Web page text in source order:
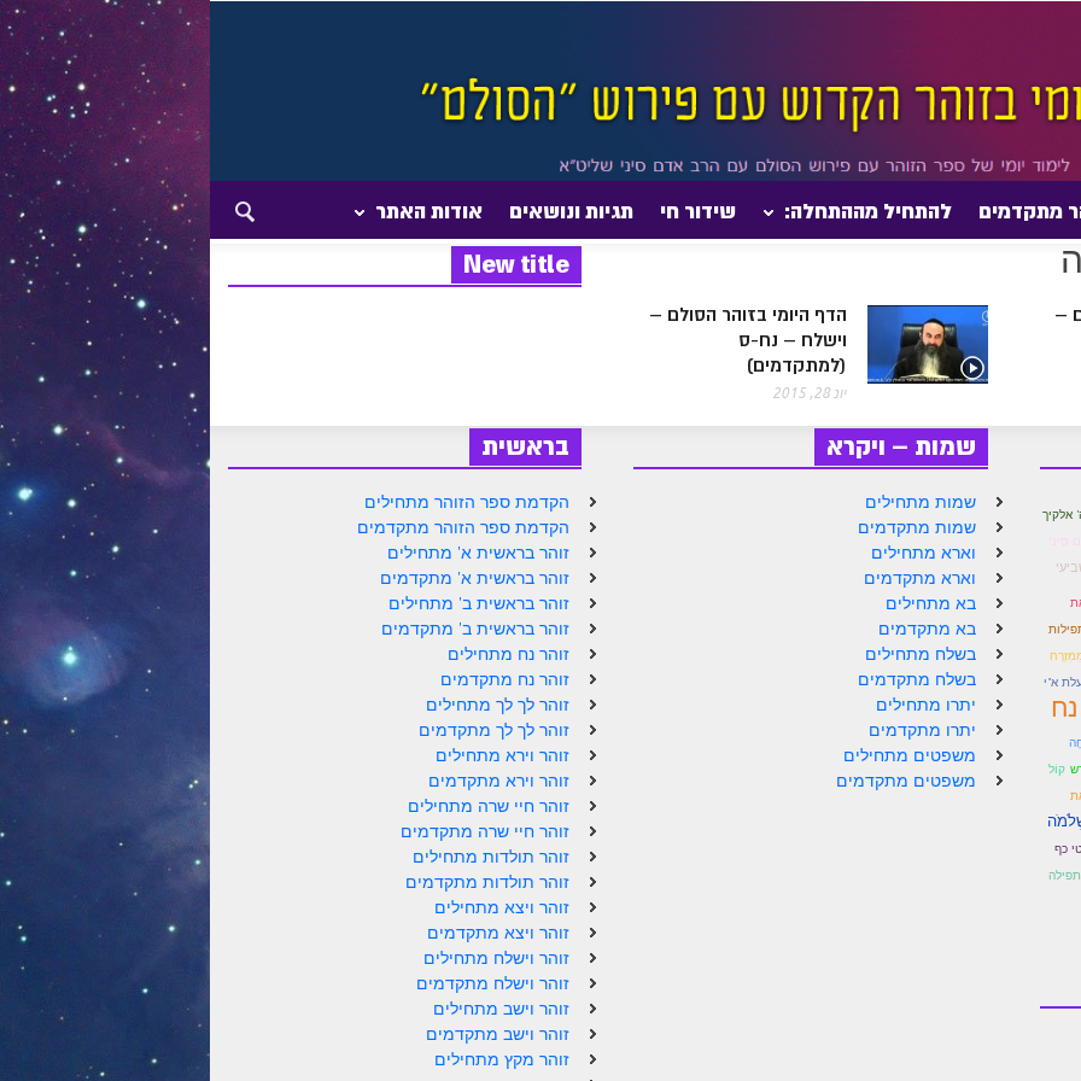
מתקדמים להתחיל מההתחלה: שידור חי תגיות ונושאים אודות האתר
New title
הדף היומי בזוהר הסולם –
וישלח – נח-ס
(למתקדמים)
יונ 28, 2015
–
בראשית
הקדמת ספר הזוהר מתחילים
הקדמת ספר הזוהר מתקדמים
זוהר בראשית א' מתחילים
זוהר בראשית א' מתקדמים
זוהר בראשית ב' מתחילים
זוהר בראשית ב' מתקדמים
זוהר נח מתחילים
זוהר נח מתקדמים
זוהר לך לך מתחילים
זוהר לך לך מתקדמים
זוהר וירא מתחילים
זוהר וירא מתקדמים
זוהר חיי שרה מתחילים
זוהר חיי שרה מתקדמים
זוהר תולדות מתחילים
זוהר תולדות מתקדמים
זוהר ויצא מתחילים
זוהר ויצא מתקדמים
זוהר וישלח מתחילים
זוהר וישלח מתקדמים
זוהר וישב מתחילים
זוהר וישב מתקדמים
זוהר מקץ מתחילים
שמות – ויקרא
שמות מתחילים
שמות מתקדמים
וארא מתחילים
וארא מתקדמים
בא מתחילים
בא מתקדמים
בשלח מתחילים
בשלח מתקדמים
יתרו מתחילים
יתרו מתקדמים
משפטים מתחילים
משפטים מתקדמים
אלקיך
סיני
א"י
נח
קוֹל
כף
תפילה